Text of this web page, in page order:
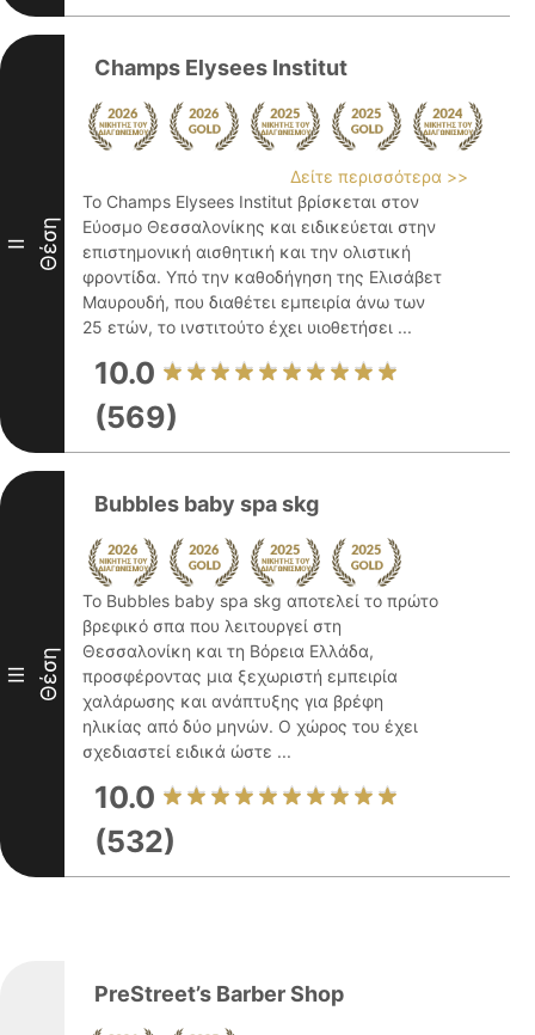
II Θέση
Champs Elysees Institut
Δείτε περισσότερα >>
Το Champs Elysees Institut βρίσκεται στον
Εύοσμο Θεσσαλονίκης και ειδικεύεται στην
επιστημονική αισθητική και την ολιστική
φροντίδα. Υπό την καθοδήγηση της Ελισάβετ
Μαυρουδή, που διαθέτει εμπειρία άνω των
25 ετών, το ινστιτούτο έχει υιοθετήσει ...
10.0
(569)
III Θέση
Bubbles baby spa skg
Το Bubbles baby spa skg αποτελεί το πρώτο
βρεφικό σπα που λειτουργεί στη
Θεσσαλονίκη και τη Βόρεια Ελλάδα,
προσφέροντας μια ξεχωριστή εμπειρία
χαλάρωσης και ανάπτυξης για βρέφη
ηλικίας από δύο μηνών. Ο χώρος του έχει
σχεδιαστεί ειδικά ώστε ...
10.0
(532)
PreStreet’s Barber Shop